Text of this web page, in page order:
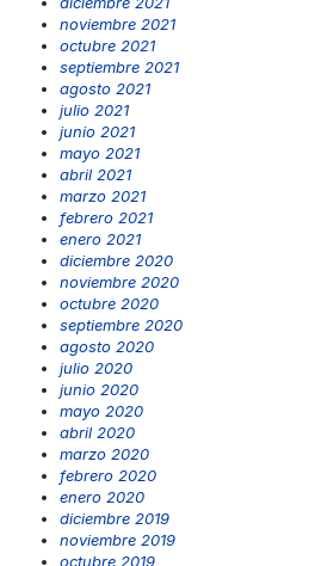
noviembre 2021
octubre 2021
septiembre 2021
agosto 2021
julio 2021
junio 2021
mayo 2021
abril 2021
marzo 2021
febrero 2021
enero 2021
diciembre 2020
noviembre 2020
octubre 2020
septiembre 2020
agosto 2020
julio 2020
junio 2020
mayo 2020
abril 2020
marzo 2020
febrero 2020
enero 2020
diciembre 2019
noviembre 2019
octubre 2019